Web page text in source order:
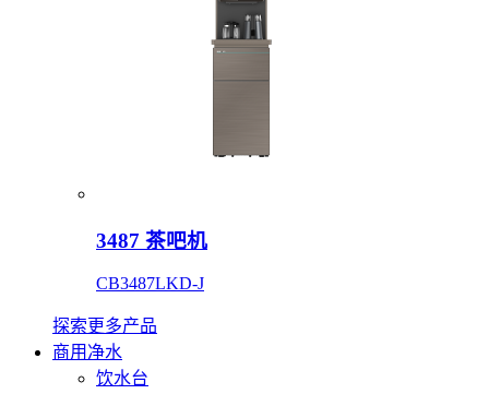
3487 茶吧机
CB3487LKD-J
探索更多产品
商用净水
饮水台